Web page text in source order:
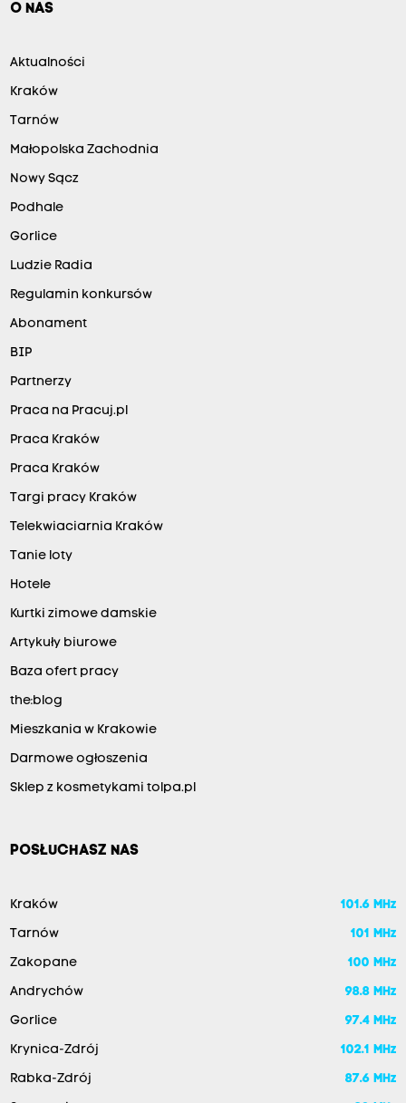
O NAS
Aktualności
Kraków
Tarnów
Małopolska Zachodnia
Nowy Sącz
Podhale
Gorlice
Ludzie Radia
Regulamin konkursów
Abonament
BIP
Partnerzy
Praca na Pracuj.pl
Praca Kraków
Praca Kraków
Targi pracy Kraków
Telekwiaciarnia Kraków
Tanie loty
Hotele
Kurtki zimowe damskie
Artykuły biurowe
Baza ofert pracy
the:blog
Mieszkania w Krakowie
Darmowe ogłoszenia
Sklep z kosmetykami tolpa.pl
POSŁUCHASZ NAS
Kraków 101.6 MHz
Tarnów 101 MHz
Zakopane 100 MHz
Andrychów 98.8 MHz
Gorlice 97.4 MHz
Krynica-Zdrój 102.1 MHz
Rabka-Zdrój 87.6 MHz